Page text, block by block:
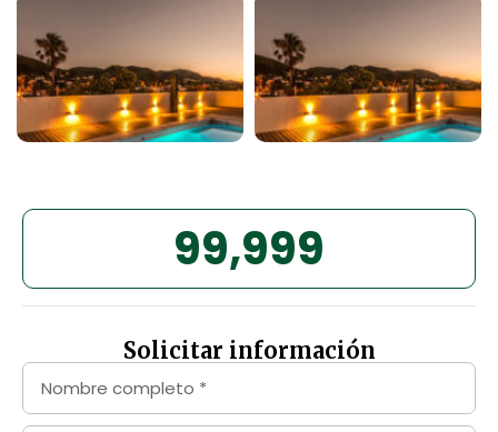
99,999
Solicitar información